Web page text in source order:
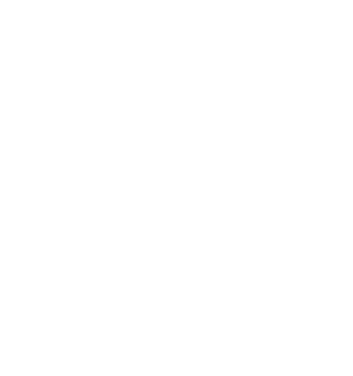
man dynebetræk som er